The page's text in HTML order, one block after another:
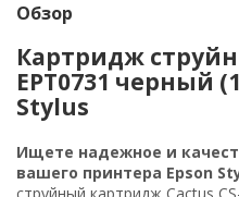
Обзор
Картридж
EPT0731 черный
Stylus
Ищете надежное и
вашего принтера Epson